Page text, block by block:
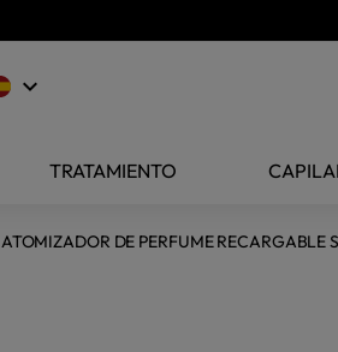
keyboard_arrow_down
TRATAMIENTO
ATOMIZADOR DE PERFUME RECARGABLE